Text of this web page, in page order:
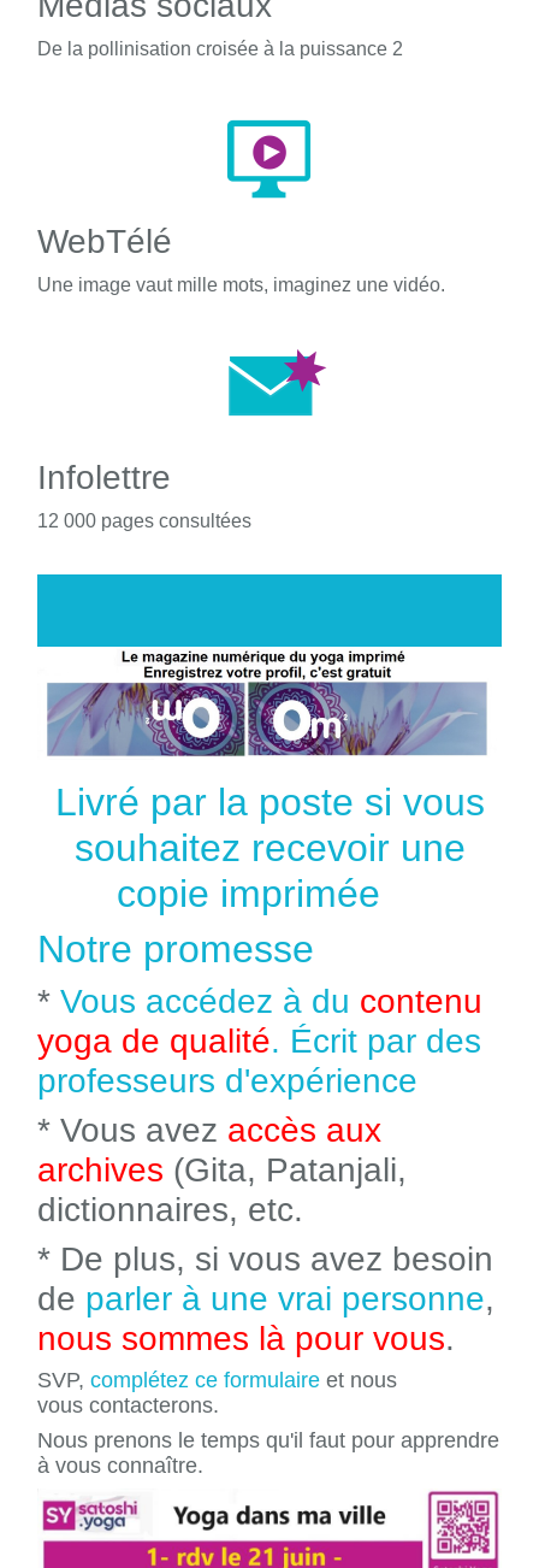
De la pollinisation croisée à la puissance 2
WebTélé
Une image vaut mille mots, imaginez une vidéo.
Infolettre
12 000 pages consultées
Livré par la poste si vous
souhaitez recevoir une
copie imprimée
Notre promesse
* Vous accédez à du contenu
yoga de qualité. Écrit par des
professeurs d'expérience
* Vous avez accès aux
archives (Gita, Patanjali,
dictionnaires, etc.
* De plus, si vous avez besoin
de parler à une vrai personne,
nous sommes là pour vous.
SVP, complétez ce formulaire et nous
vous contacterons.
Nous prenons le temps qu'il faut pour apprendre
à vous connaître.